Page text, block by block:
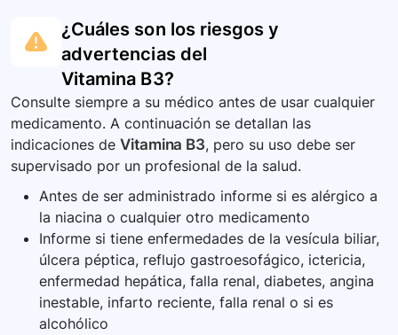
¿Cuáles son los riesgos y
advertencias del
Vitamina B3?
Consulte siempre a su médico antes de usar cualquier
medicamento. A continuación se detallan las
indicaciones de Vitamina B3, pero su uso debe ser
supervisado por un profesional de la salud.
Antes de ser administrado informe si es alérgico a
la niacina o cualquier otro medicamento
Informe si tiene enfermedades de la vesícula biliar,
úlcera péptica, reflujo gastroesofágico, ictericia,
enfermedad hepática, falla renal, diabetes, angina
inestable, infarto reciente, falla renal o si es
alcohólico